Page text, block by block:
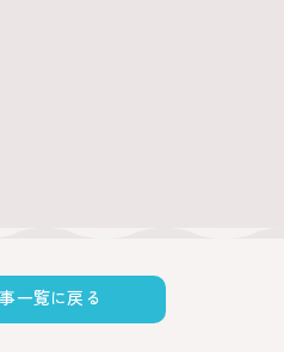
一覧に戻る